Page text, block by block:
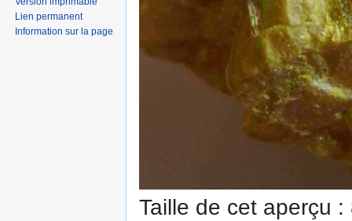
Taille de cet aperçu :
Lien permanent
Information sur la page